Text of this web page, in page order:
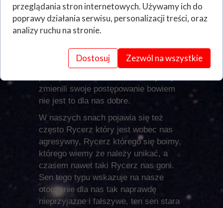
zbroi a do tego dzierżymy broń białą,
taki sen stara nam się nam pokazać
że zbyt mocno ukrywamy swoje
jesteśmy zamknięci na innych ludzi w
tym często i na rodzinę. Ten sen
zmienili swoje postępowanie bowiem
nie jest to dla nas dobre.
W naszych snach pojawia się też
często Rycerz który jest wobec nas
agresywny, Rycerz którego się boimy,
którego wiemy że należy unikać, a
czasem nawet taki Rycerz nas goni.
Sen tego typu wskazuje na nasze
otoczenie dla nas tak naprawdę
nieprzyjazne i fałszywe, ten sen stara
przeglądania stron internetowych. Używamy ich do
poprawy działania serwisu, personalizacji treści, oraz
analizy ruchu na stronie.
Dostosuj Zezwól na wszystkie